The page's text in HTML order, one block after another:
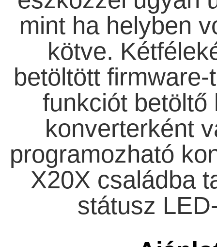
mint ha helyben
kötve.
betöltött
funkciót
konverterként
programozható
X20X családba
státusz